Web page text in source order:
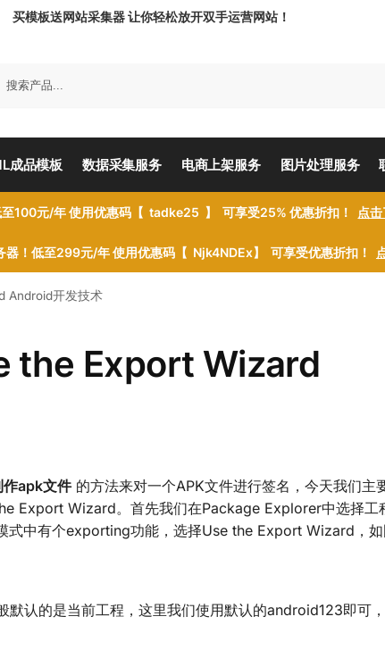
买模板送网站采集器 让你轻松放开双手运营网站！
成品模板 数据采集服务 电商上架服务 图片处理服务
100元/年 使用优惠码【 tadke25 】 可享受25% 优惠折扣！ 点
器！低至299元/年 使用优惠码【 Njk4NDEx】 可享受优惠折扣！
Android开发技术
the Export Wizard
apk文件的方法来对一个APK文件进行签名，今天我们主
Export Wizard。首先我们在Package Explorer中选择工
中有个exporting功能，选择Use the Export Wizard，
认的是当前工程，这里我们使用默认的android123即可